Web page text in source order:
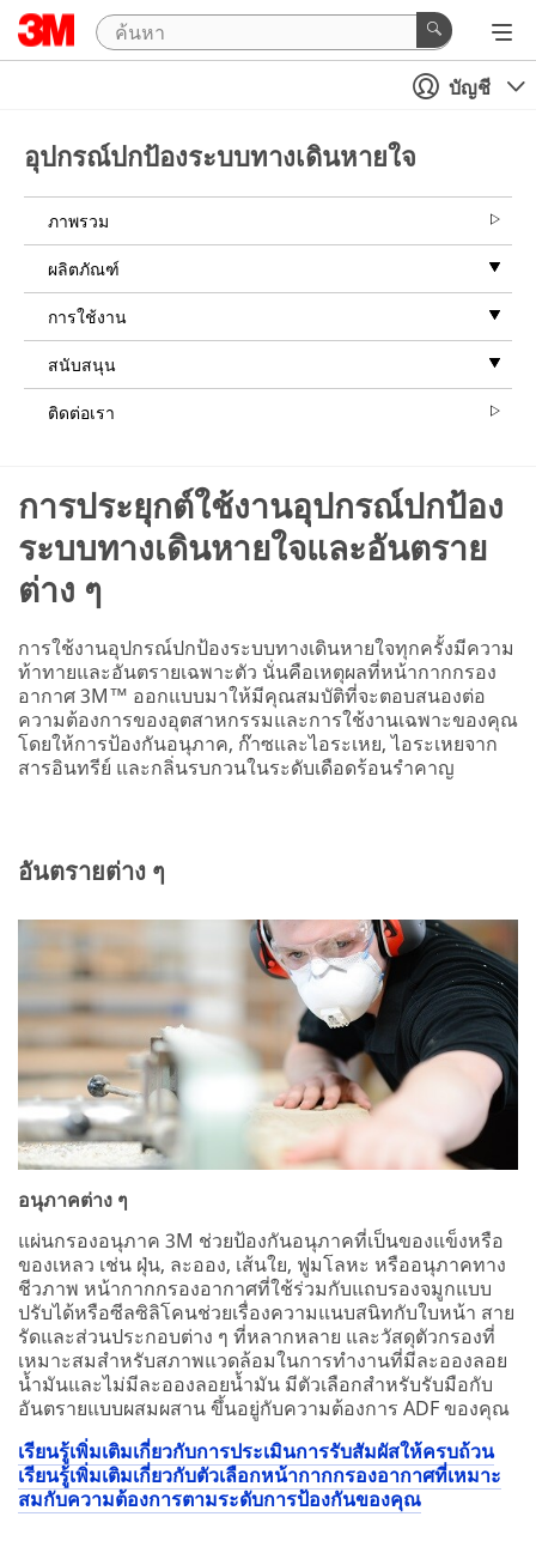
บัญชี
อุปกรณ์ปกป้องระบบทางเดินหายใจ
ภาพรวม
ผลิตภัณฑ์
การใช้งาน
สนับสนุน
ติดต่อเรา
การประยุกต์ใช้งานอุปกรณ์ปกป้อง
ระบบทางเดินหายใจและอันตราย
ต่าง ๆ
การใช้งานอุปกรณ์ปกป้องระบบทางเดินหายใจทุกครั้งมีความ
ท้าทายและอันตรายเฉพาะตัว นั่นคือเหตุผลที่หน้ากากกรอง
อากาศ 3M™ ออกแบบมาให้มีคุณสมบัติที่จะตอบสนองต่อ
ความต้องการของอุตสาหกรรมและการใช้งานเฉพาะของคุณ
โดยให้การป้องกันอนุภาค, ก๊าซและไอระเหย, ไอระเหยจาก
สารอินทรีย์ และกลิ่นรบกวนในระดับเดือดร้อนรำคาญ
อันตรายต่าง ๆ
อนุภาคต่าง ๆ
แผ่นกรองอนุภาค 3M ช่วยป้องกันอนุภาคที่เป็นของแข็งหรือ
ของเหลว เช่น ฝุ่น, ละออง, เส้นใย, ฟูมโลหะ หรืออนุภาคทาง
ชีวภาพ หน้ากากกรองอากาศที่ใช้ร่วมกับแถบรองจมูกแบบ
ปรับได้หรือซีลซิลิโคนช่วยเรื่องความแนบสนิทกับใบหน้า สาย
รัดและส่วนประกอบต่าง ๆ ที่หลากหลาย และวัสดุตัวกรองที่
เหมาะสมสำหรับสภาพแวดล้อมในการทำงานที่มีละอองลอย
น้ำมันและไม่มีละอองลอยน้ำมัน มีตัวเลือกสำหรับรับมือกับ
อันตรายแบบผสมผสาน ขึ้นอยู่กับความต้องการ ADF ของคุณ
เรียนรู้เพิ่มเติมเกี่ยวกับการประเมินการรับสัมผัสให้ครบถ้วน
เรียนรู้เพิ่มเติมเกี่ยวกับตัวเลือกหน้ากากกรองอากาศที่เหมาะ
สมกับความต้องการตามระดับการป้องกันของคุณ